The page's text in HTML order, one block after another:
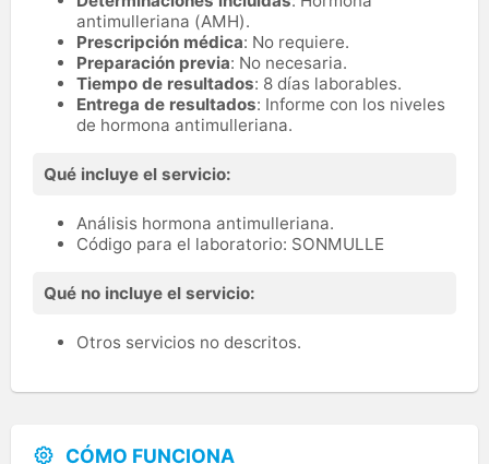
antimulleriana (AMH).
Prescripción médica: No requiere.
Preparación previa: No necesaria.
Tiempo de resultados: 8 días laborables.
Entrega de resultados: Informe con los niveles
de hormona antimulleriana.
Qué incluye el servicio:
Análisis hormona antimulleriana.
Código para el laboratorio: SONMULLE
Qué no incluye el servicio:
Otros servicios no descritos.
CÓMO FUNCIONA